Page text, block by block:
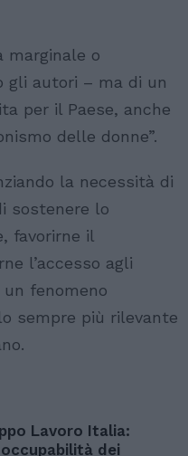
marginale o
gli autori – ma di un
per il Paese, anche
delle donne”.
la necessità di
sostenere lo
favorirne il
l’accesso agli
fenomeno
sempre più rilevante
Lavoro Italia:
dei